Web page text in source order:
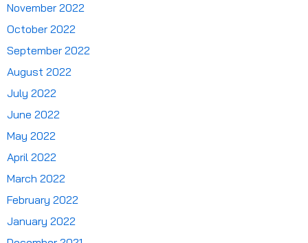
November 2022
October 2022
September 2022
August 2022
July 2022
June 2022
May 2022
April 2022
March 2022
February 2022
January 2022